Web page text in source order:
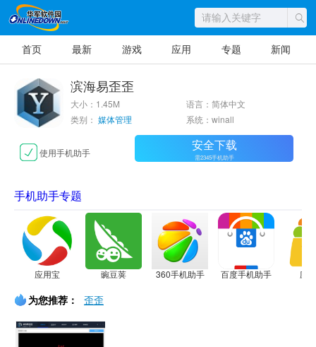
首页 最新 游戏 应用 专题 新闻
滨海易歪歪
大小：1.45M
语言：简体中文
类别： 媒体管理 系统：winall
使用手机助手 安全下载
需2345手机助手
手机助手专题
应用宝 豌豆荚 360手机助手 百度手机助手 应
为您推荐： 歪歪